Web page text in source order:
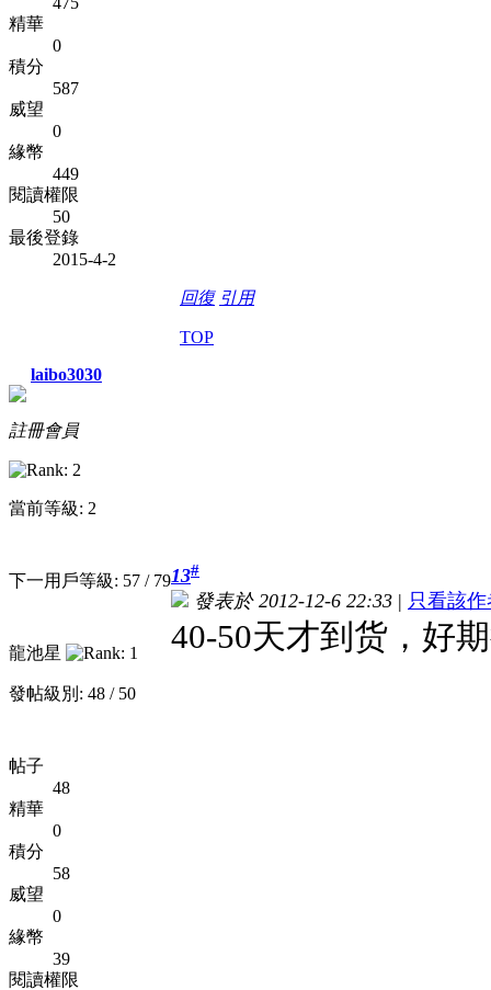
精華
0
積分
587
威望
0
緣幣
449
閱讀權限
50
最後登錄
2015-4-2
回復 引用
TOP
laibo3030
註冊會員
當前等級: 2
下一用戶等級: 57 / 79
龍池星
發帖級別: 48 / 50
帖子
48
精華
0
積分
58
威望
0
緣幣
39
閱讀權限
13#
發表於 2012-12-6 22:33 | 只看該作
40-50天才到货，好